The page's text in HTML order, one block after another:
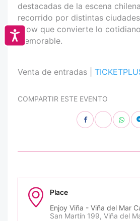
Accesibilidad
destacadas de la escena
recorrido por distintas
show que convierte lo
memorable.
Venta de entradas |
COMPARTIR ESTE EVENTO
Place
Enjoy Viña - Viña del Mar
San Martín 199, Viña del